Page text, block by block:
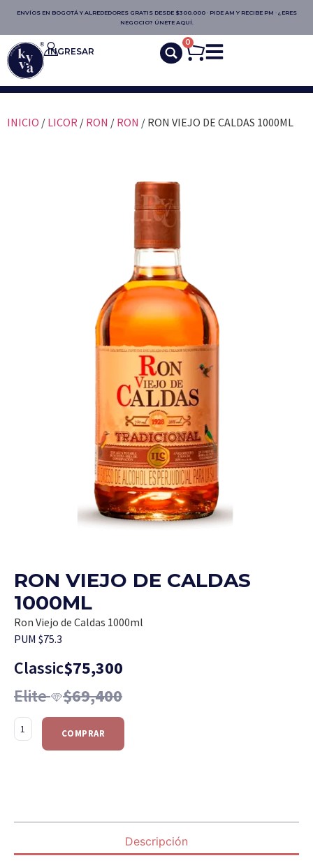
ENVÍOS EN BOGOTÁ Y ALREDEDORES GRATIS DESDE $300.000 · PIDE AM Y RECIBE PM · ¿ERES
NEGOCIO? ÚNETE AQUÍ.
INGRESAR
0
INICIO / LICOR / RON / RON / RON VIEJO DE CALDAS 1000ML
RON VIEJO DE CALDAS
1000ML
Ron Viejo de Caldas 1000ml
PUM $75.3
Classic$75,300
Elite $69,400
COMPRAR
Descripción